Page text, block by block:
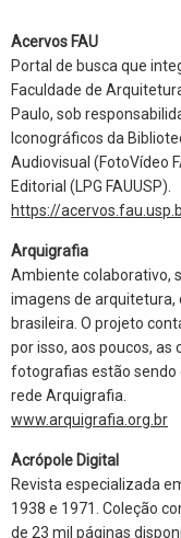
Acervos FAU
Portal de busca que
Faculdade de
Paulo, sob
Iconográficos da
Audiovisual (FotoVídeo
Editorial (LPG FAUUSP).
https://
Arquigrafia
Ambiente colaborativo,
imagens de arquitetura,
brasileira. O projeto
por isso, aos poucos, as
fotografias estão sendo
rede Arquigrafia.
www.arquigrafia.org.br
Acrópole Digital
Revista especializada
1938 e 1971. Coleção
de 23 mil páginas